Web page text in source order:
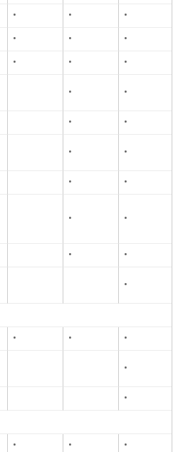
• •
•
• •
•
• •
•
• •
•
•
• •
•
•
• •
•
•
•
• •
•
•
•
• •
•